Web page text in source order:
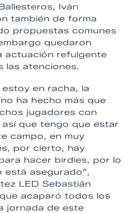
Iván
también de forma
propuestas comunes
quedaron
actuación refulgente
las atenciones.
en racha, la
ha hecho más que
jugadores con
que tengo que estar
campo, en muy
por cierto, hay
hacer birdies, por lo
está asegurado”,
LED Sebastián
acaparó todos los
jornada de este